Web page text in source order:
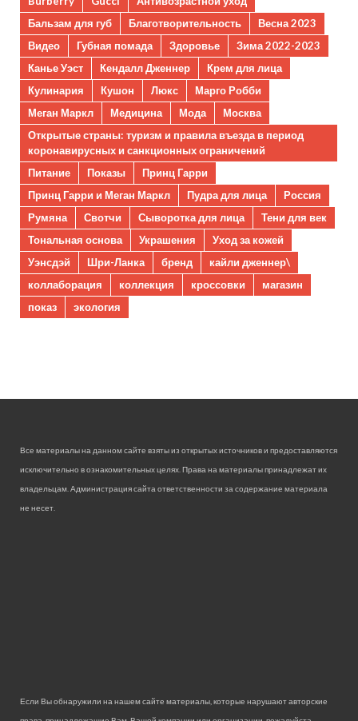
Бальзам для губ
Благотворительность
Весна 2023
Видео
Губная помада Здоровье
Зима 2022-2023
Канье Уэст
Кендалл Дженнер
Крем для лица
Кулинария
Кушон Люкс
Марго Робби
Меган Маркл
Медицина Мода
Москва
Открытые страны: туризм и правила въезда в период
коронавирусных и санкционных ограничений
Питание
Показы
Принц Гарри
Принц Гарри и Меган Маркл
Пудра для лица
Россия
Румяна
Свотчи Сыворотка для лица
Тени для век
Тональная основа
Украшения
Уход за кожей
Уэнсдэй
Шри-Ланка бренд
кайли дженнер\
коллаборация
коллекция кроссовки
магазин
показ
экология
Все материалы на данном сайте взяты из открытых источников и предоставляются
исключительно в ознакомительных целях. Права на материалы принадлежат их
владельцам. Администрация сайта ответственности за содержание материала
не несет.
Если Вы обнаружили на нашем сайте материалы, которые нарушают авторские